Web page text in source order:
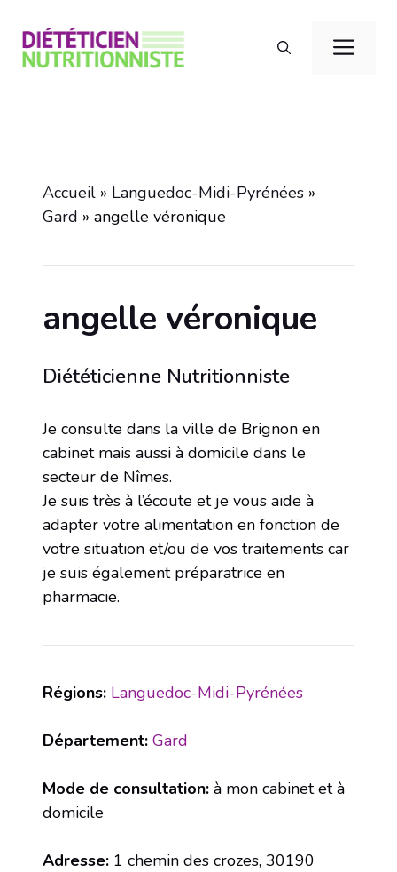
contenu
Accueil » Languedoc-Midi-Pyrénées »
Gard » angelle véronique
angelle véronique
Diététicienne Nutritionniste
Je consulte dans la ville de Brignon en
cabinet mais aussi à domicile dans le
secteur de Nîmes.
Je suis très à l’écoute et je vous aide à
adapter votre alimentation en fonction de
votre situation et/ou de vos traitements car
je suis également préparatrice en
pharmacie.
Régions: Languedoc-Midi-Pyrénées
Département: Gard
Mode de consultation: à mon cabinet et à
domicile
Adresse: 1 chemin des crozes, 30190